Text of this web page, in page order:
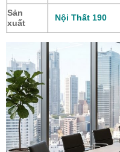
Sản
xuất
Nội Thất 190